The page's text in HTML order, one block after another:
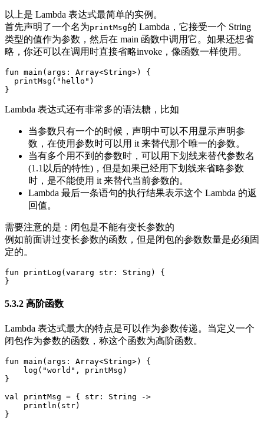
以上是 Lambda 表达式最简单的实例。
首先声明了一个名为printMsg的 Lambda，它接受一个 String
类型的值作为参数，然后在 main 函数中调用它。如果还想省
略，你还可以在调用时直接省略invoke，像函数一样使用。
fun main ( args : Array<String>)
{
printMsg ( "hello" )
}
Lambda 表达式还有非常多的语法糖，比如
当参数只有一个的时候，声明中可以不用显示声明参
数，在使用参数时可以用 it 来替代那个唯一的参数。
当有多个用不到的参数时，可以用下划线来替代参数名
(1.1以后的特性)，但是如果已经用下划线来省略参数
时，是不能使用 it 来替代当前参数的。
Lambda 最后一条语句的执行结果表示这个 Lambda 的返
回值。
需要注意的是：闭包是不能有变长参数的
例如前面讲过变长参数的函数，但是闭包的参数数量是必须固
定的。
fun printLog ( vararg str : String )
{
}
5.3.2 高阶函数
Lambda 表达式最大的特点是可以作为参数传递。当定义一个
闭包作为参数的函数，称这个函数为高阶函数。
fun main ( args : Array<String>)
{
log ( "world" , printMsg )
}
val
printMsg = { str : String
->
println ( str)
}